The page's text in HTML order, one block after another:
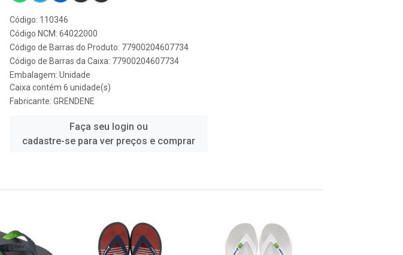
Código: 110346
Código NCM: 64022000
Código de Barras do Produto: 77900204607734
Código de Barras da Caixa: 77900204607734
Embalagem: Unidade
Caixa contém 6 unidade(s)
Fabricante: GRENDENE
Faça seu login ou
cadastre-se para ver preços e comprar